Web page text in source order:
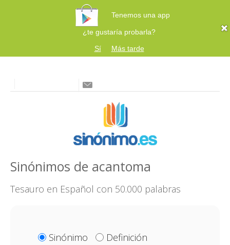
Tenemos una app
¿te gustaría probarla?
Sí
Más tarde
Sinónimos de acantoma
Tesauro en Español con 50.000 palabras
Sinónimo
Definición